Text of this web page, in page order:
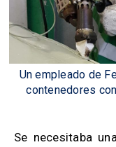
Un empleado de
contenedores
Se necesitaba